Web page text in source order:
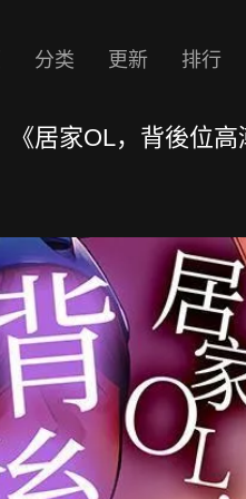
分类 更新 排行
《居家OL，背後位